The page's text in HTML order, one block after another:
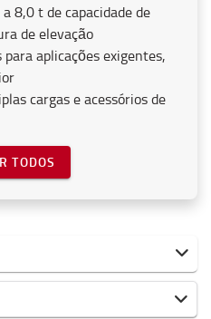
8,0 t de capacidade de
de elevação
aplicações exigentes,
cargas e acessórios de
TODOS